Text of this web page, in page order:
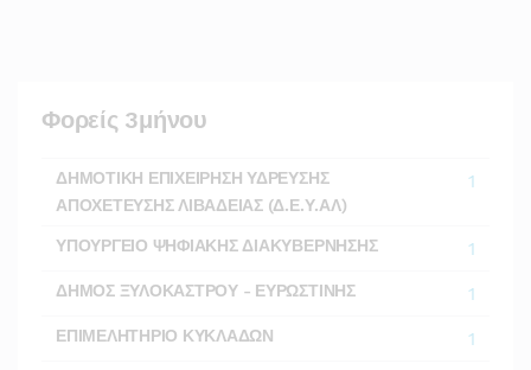
Φορείς 3μήνου
ΔΗΜΟΤΙΚΗ ΕΠΙΧΕΙΡΗΣΗ ΥΔΡΕΥΣΗΣ
ΑΠΟΧΕΤΕΥΣΗΣ ΛΙΒΑΔΕΙΑΣ (Δ.Ε.Υ.ΑΛ)
1
ΥΠΟΥΡΓΕΙΟ ΨΗΦΙΑΚΗΣ ΔΙΑΚΥΒΕΡΝΗΣΗΣ 1
ΔΗΜΟΣ ΞΥΛΟΚΑΣΤΡΟΥ - ΕΥΡΩΣΤΙΝΗΣ 1
ΕΠΙΜΕΛΗΤΗΡΙΟ ΚΥΚΛΑΔΩΝ 1